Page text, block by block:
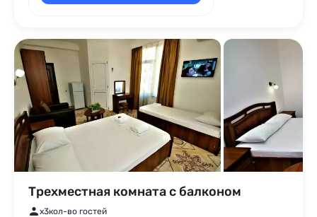
Трехместная комната с балконом
x3кол-во гостей